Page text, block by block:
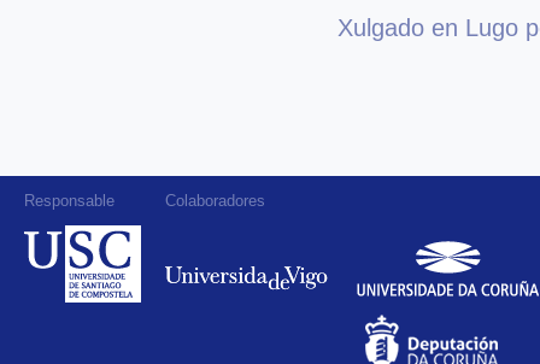
Xulgado en Lugo
Responsable Colaboradores